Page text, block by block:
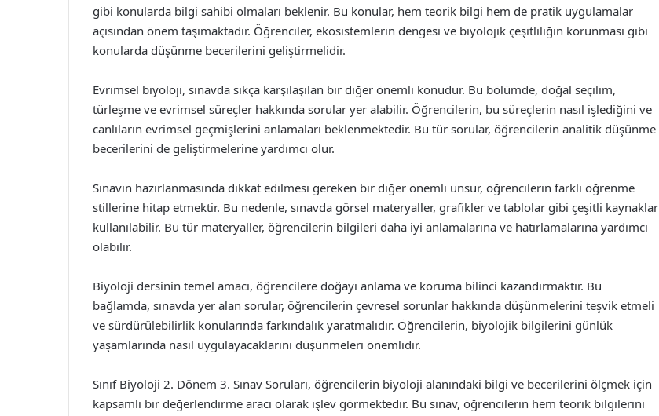
gibi konularda bilgi sahibi olmaları beklenir. Bu konular, hem teorik bilgi hem de pratik uygulamalar
açısından önem taşımaktadır. Öğrenciler, ekosistemlerin dengesi ve biyolojik çeşitliliğin korunması gibi
konularda düşünme becerilerini geliştirmelidir.
Evrimsel biyoloji, sınavda sıkça karşılaşılan bir diğer önemli konudur. Bu bölümde, doğal seçilim,
türleşme ve evrimsel süreçler hakkında sorular yer alabilir. Öğrencilerin, bu süreçlerin nasıl işlediğini ve
canlıların evrimsel geçmişlerini anlamaları beklenmektedir. Bu tür sorular, öğrencilerin analitik düşünme
becerilerini de geliştirmelerine yardımcı olur.
Sınavın hazırlanmasında dikkat edilmesi gereken bir diğer önemli unsur, öğrencilerin farklı öğrenme
stillerine hitap etmektir. Bu nedenle, sınavda görsel materyaller, grafikler ve tablolar gibi çeşitli kaynaklar
kullanılabilir. Bu tür materyaller, öğrencilerin bilgileri daha iyi anlamalarına ve hatırlamalarına yardımcı
olabilir.
Biyoloji dersinin temel amacı, öğrencilere doğayı anlama ve koruma bilinci kazandırmaktır. Bu
bağlamda, sınavda yer alan sorular, öğrencilerin çevresel sorunlar hakkında düşünmelerini teşvik etmeli
ve sürdürülebilirlik konularında farkındalık yaratmalıdır. Öğrencilerin, biyolojik bilgilerini günlük
yaşamlarında nasıl uygulayacaklarını düşünmeleri önemlidir.
Sınıf Biyoloji 2. Dönem 3. Sınav Soruları, öğrencilerin biyoloji alanındaki bilgi ve becerilerini ölçmek için
kapsamlı bir değerlendirme aracı olarak işlev görmektedir. Bu sınav, öğrencilerin hem teorik bilgilerini